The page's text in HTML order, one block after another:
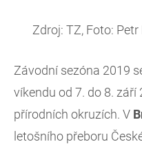
Zdroj: TZ, Foto:
Závodní sezóna 2019
víkendu od 7. do 8.
přírodních okruzích. V
letošního přeboru